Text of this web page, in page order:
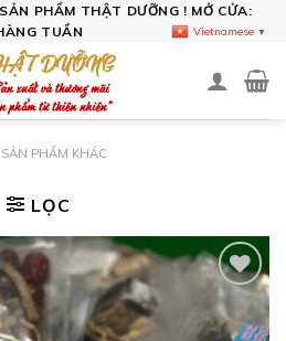
PHẨM THẬT DƯỠNG ! MỞ CỬA:
TUẦN
PHẨM KHÁC
LỌC
Add to
wishlist
Vietnamese ▼